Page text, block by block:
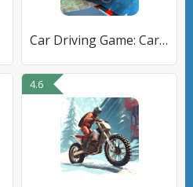
Car Driving Game: Car Games 3D
4.6